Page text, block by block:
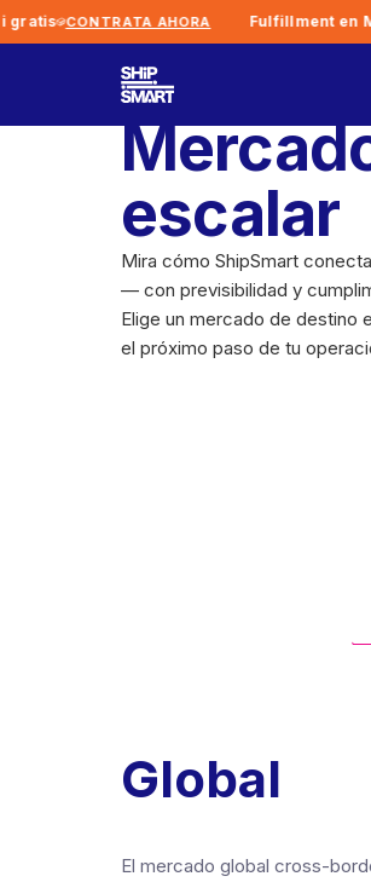
CONTRATA AHORA Fulfillment en
escalar
Mira cómo ShipSmart
— con previsibilidad y
Elige un mercado de destino
el próximo paso de tu
Global
El mercado global cross-